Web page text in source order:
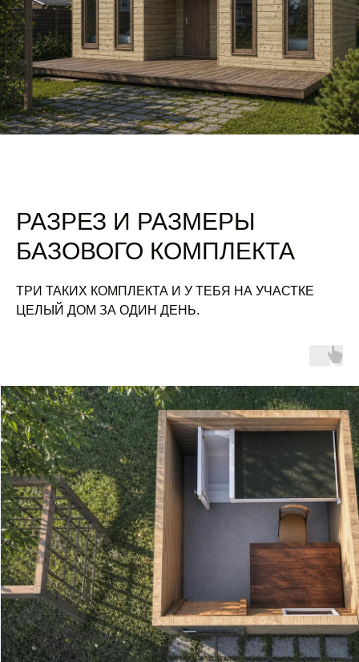
РАЗРЕЗ И РАЗМЕРЫ
БАЗОВОГО КОМПЛЕКТА
ТРИ ТАКИХ КОМПЛЕКТА И У ТЕБЯ НА УЧАСТКЕ
ЦЕЛЫЙ ДОМ ЗА ОДИН ДЕНЬ.